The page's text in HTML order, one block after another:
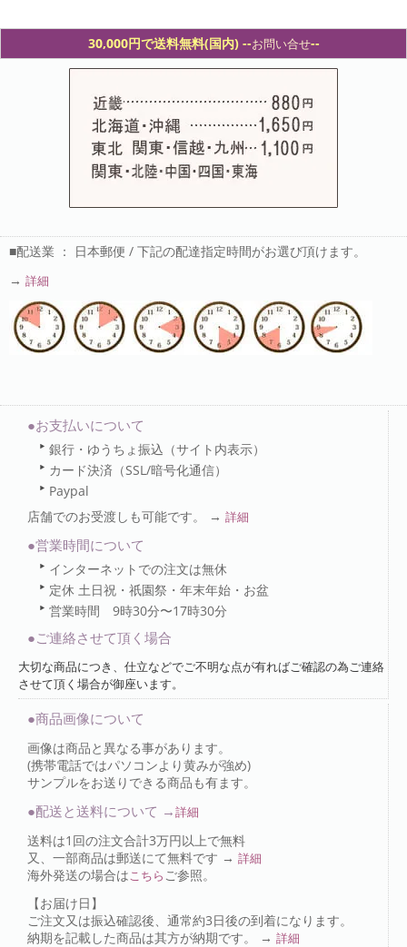
30,000円で送料無料(国内) --お問い合せ--
■配送業 ： 日本郵便 / 下記の配達指定時間がお選び頂けます。
→ 詳細
●お支払いについて
銀行・ゆうちょ振込（サイト内表示）
カード決済（SSL/暗号化通信）
Paypal
店舗でのお受渡しも可能です。 → 詳細
●営業時間について
インターネットでの注文は無休
定休 土日祝・祇園祭・年末年始・お盆
営業時間 9時30分〜17時30分
●ご連絡させて頂く場合
大切な商品につき、仕立などでご不明な点が有ればご確認の為ご連絡
させて頂く場合が御座います。
●商品画像について
画像は商品と異なる事があります。
(携帯電話ではパソコンより黄みが強め)
サンプルをお送りできる商品も有ます。
●配送と送料について →詳細
送料は1回の注文合計3万円以上で無料
又、一部商品は郵送にて無料です → 詳細
海外発送の場合はこちら ご参照。
【お届け日】
ご注文又は振込確認後、通常約3日後の到着になります。
納期を記載した商品は其方が納期です。 → 詳細